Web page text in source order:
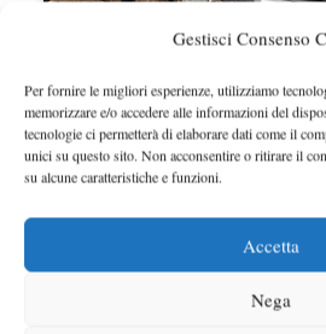
Gestisci Consenso
Per fornire le migliori esperienze, utilizziamo
memorizzare e/o accedere alle informazioni del
tecnologie ci permetterà di elaborare dati come il
unici su questo sito. Non acconsentire o ritirare il
su alcune caratteristiche e funzioni.
Accetta
Nega
Nuova Land Rover Defender